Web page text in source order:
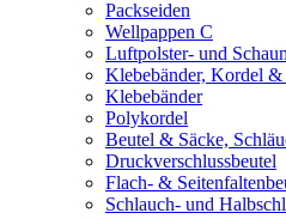
Packseiden
Wellpappen C
Luftpolster- und
Klebebänder, Kordel &
Klebebänder
Polykordel
Beutel & Säcke,
Druckverschlussbeutel
Flach- &
Schlauch- und